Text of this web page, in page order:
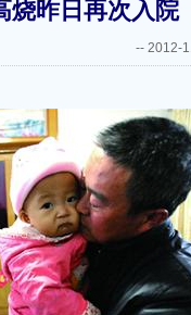
烧昨日再次入院
-- 2012-